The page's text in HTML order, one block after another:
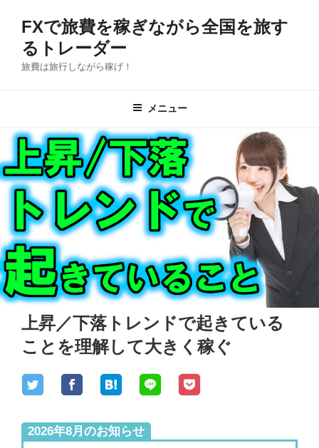
プ
FXで旅費を稼ぎながら全国を旅す
るトレーダー
旅費は旅行しながら稼げ！
メニュー
上昇／下落トレンドで起きている
ことを理解して大きく稼ぐ
2026年8月のお知らせ